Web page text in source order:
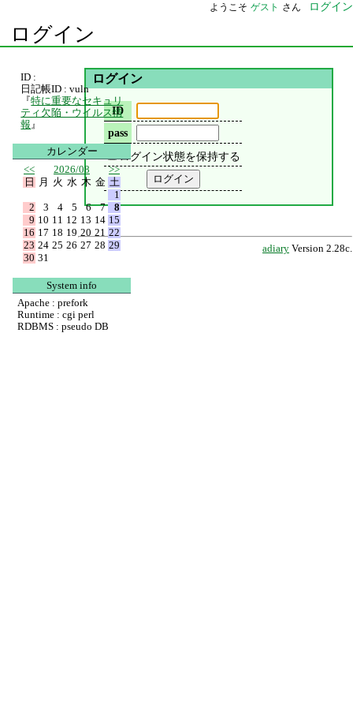
ようこそ ゲスト さん ログイン
ログイン
ログイン
ID
pass
ログイン状態を保持する
adiary Version 2.28c.
ID :
日記帳ID : vuln
『特に重要なセキュリ
ティ欠陥・ウイルス情
報 』
カレンダー
<<
2026/08
>>
日
月 火 水 木 金 土
1
2
3 4 5 6 7
8
9 10 11 12 13 14 15
16 17 18 19 20 21 22
23 24 25 26 27 28 29
30 31
System info
Apache : prefork
Runtime : cgi perl
RDBMS : pseudo DB